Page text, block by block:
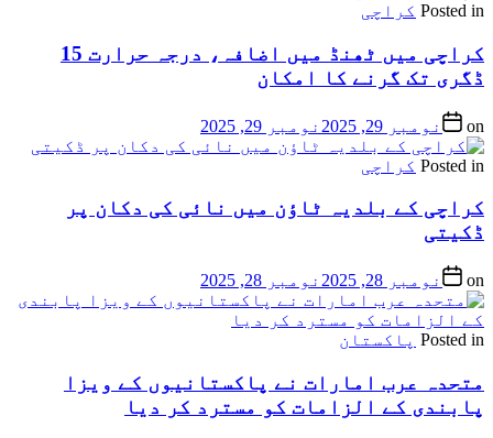
Posted in کراچی
کراچی میں ٹھنڈ میں اضافہ، درجہ حرارت 15
ڈگری تک گرنے کا امکان
on نومبر 29, 2025 نومبر 29, 2025
Posted in کراچی
کراچی کے بلدیہ ٹاؤن میں نائی کی دکان پر
ڈکیتی
on نومبر 28, 2025 نومبر 28, 2025
Posted in پاکستان
متحدہ عرب امارات نے پاکستانیوں کے ویزا
پابندی کے الزامات کو مسترد کر دیا